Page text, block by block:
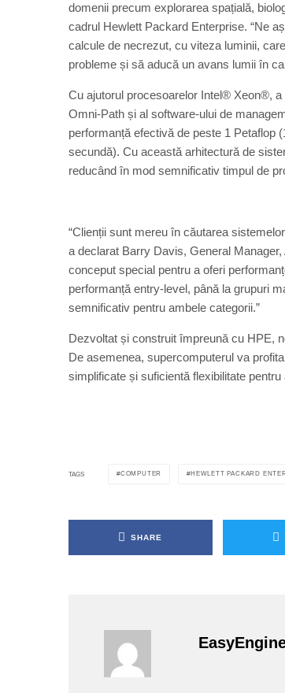
domenii precum explorarea spațială,
cadrul Hewlett Packard Enterprise. “Ne
calcule de necrezut, cu viteza luminii,
probleme și să aducă un avans lumii în
Cu ajutorul procesoarelor Intel® Xeon®,
Omni-Path și al software-ului de
performanță efectivă de peste 1 Petaflop
secundă). Cu această arhitectură de
reducând în mod semnificativ timpul de
“Clienții sunt mereu în căutarea
a declarat Barry Davis, General
conceput special pentru a oferi
performanță entry-level, până la grupuri
semnificativ pentru ambele categorii.”
Dezvoltat și construit împreună cu HPE,
De asemenea, supercomputerul va
simplificate și suficientă flexibilitate
TAGS COMPUTER HEWLETT PACKARD
SHARE